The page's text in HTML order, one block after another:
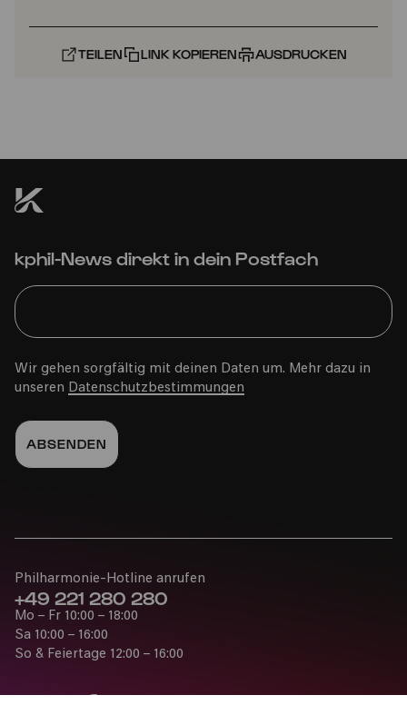
TEILEN LINK KOPIEREN AUSDRUCKEN
kphil-News direkt in dein Postfach
Wir gehen sorgfältig mit deinen Daten um. Mehr dazu in
unseren Datenschutzbestimmungen
Philharmonie-Hotline anrufen
+49 221 280 280
Mo – Fr 10:00 – 18:00
Sa 10:00 – 16:00
So & Feiertage 12:00 – 16:00